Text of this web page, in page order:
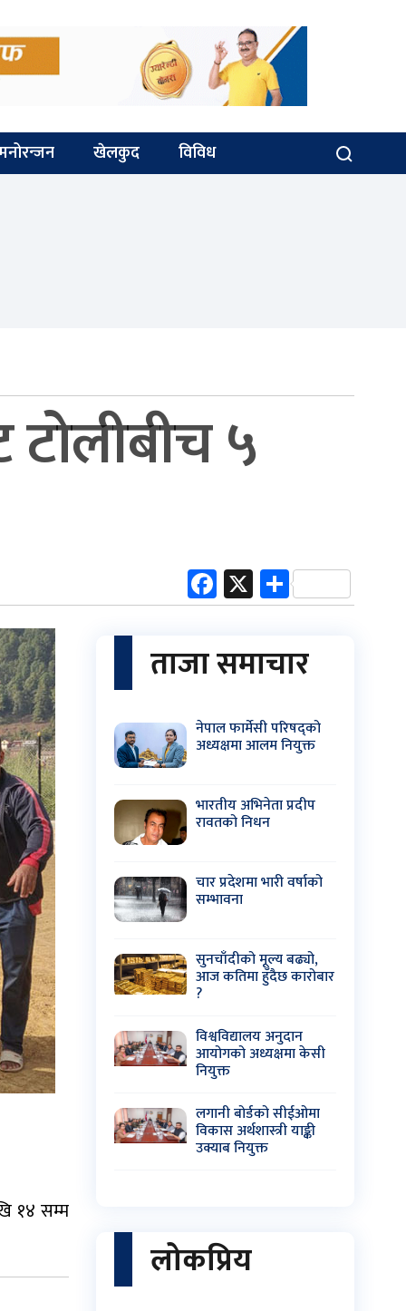
खेलकुद विविध
टोलीबीच ५
Facebook
XShare
१४ सम्म
ताजा समाचार
नेपाल फार्मेसी परिषद्को
अध्यक्षमा आलम नियुक्त
भारतीय अभिनेता प्रदीप
रावतको निधन
चार प्रदेशमा भारी वर्षाको
सम्भावना
सुनचाँदीको मूल्य बढ्यो,
आज कतिमा हुँदैछ कारोबार
?
विश्वविद्यालय अनुदान
आयोगको अध्यक्षमा केसी
नियुक्त
लगानी बोर्डको सीईओमा
विकास अर्थशास्त्री याङ्की
उक्याब नियुक्त
लोकप्रिय